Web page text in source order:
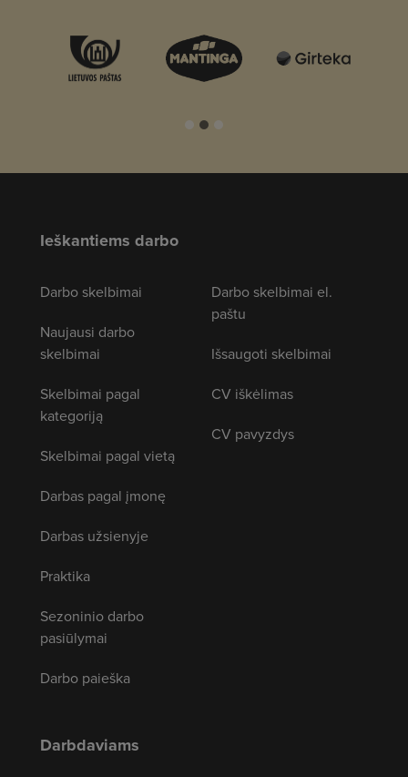
Ieškantiems darbo
Darbo skelbimai
Naujausi darbo
skelbimai
Skelbimai pagal
kategoriją
Skelbimai pagal vietą
Darbas pagal įmonę
Darbas užsienyje
Praktika
Sezoninio darbo
pasiūlymai
Darbo paieška
Darbo skelbimai el.
paštu
Išsaugoti skelbimai
CV iškėlimas
CV pavyzdys
Darbdaviams